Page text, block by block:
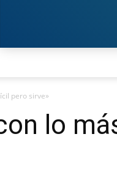
pero sirve»
lo